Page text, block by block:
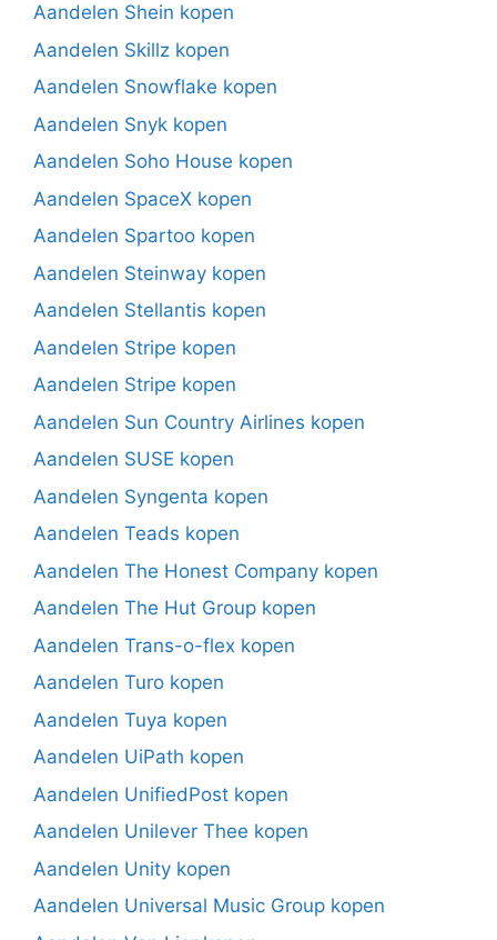
Aandelen Shein kopen
Aandelen Skillz kopen
Aandelen Snowflake kopen
Aandelen Snyk kopen
Aandelen Soho House kopen
Aandelen SpaceX kopen
Aandelen Spartoo kopen
Aandelen Steinway kopen
Aandelen Stellantis kopen
Aandelen Stripe kopen
Aandelen Stripe kopen
Aandelen Sun Country Airlines kopen
Aandelen SUSE kopen
Aandelen Syngenta kopen
Aandelen Teads kopen
Aandelen The Honest Company kopen
Aandelen The Hut Group kopen
Aandelen Trans-o-flex kopen
Aandelen Turo kopen
Aandelen Tuya kopen
Aandelen UiPath kopen
Aandelen UnifiedPost kopen
Aandelen Unilever Thee kopen
Aandelen Unity kopen
Aandelen Universal Music Group kopen